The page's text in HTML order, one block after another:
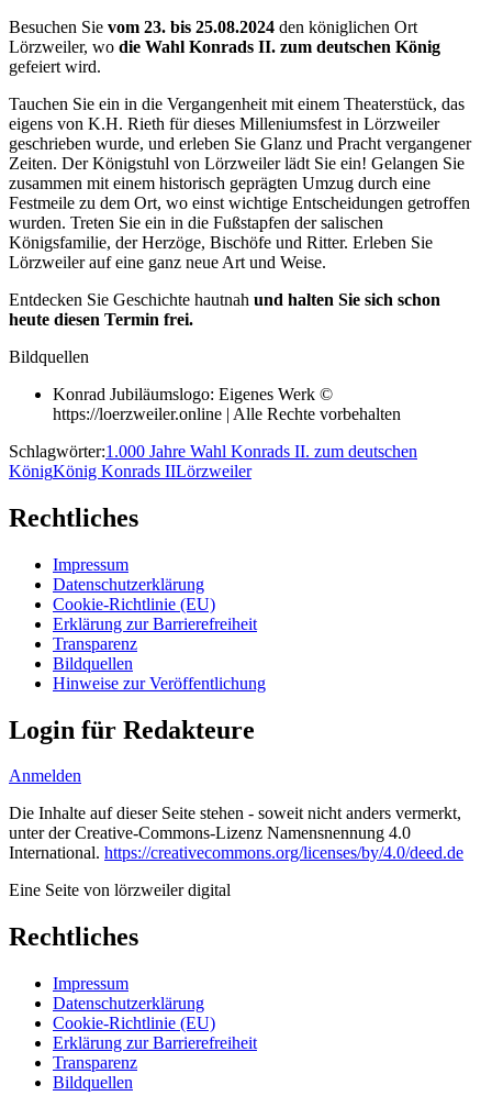
Besuchen Sie vom 23. bis 25.08.2024 den königlichen Ort
Lörzweiler, wo die Wahl Konrads II. zum deutschen König
gefeiert wird.
Tauchen Sie ein in die Vergangenheit mit einem Theaterstück, das
eigens von K.H. Rieth für dieses Milleniumsfest in Lörzweiler
geschrieben wurde, und erleben Sie Glanz und Pracht vergangener
Zeiten. Der Königstuhl von Lörzweiler lädt Sie ein! Gelangen Sie
zusammen mit einem historisch geprägten Umzug durch eine
Festmeile zu dem Ort, wo einst wichtige Entscheidungen getroffen
wurden. Treten Sie ein in die Fußstapfen der salischen
Königsfamilie, der Herzöge, Bischöfe und Ritter. Erleben Sie
Lörzweiler auf eine ganz neue Art und Weise.
Entdecken Sie Geschichte hautnah und halten Sie sich schon
heute diesen Termin frei.
Bildquellen
Konrad Jubiläumslogo: Eigenes Werk ©
https://loerzweiler.online | Alle Rechte vorbehalten
Schlagwörter:1.000 Jahre Wahl Konrads II. zum deutschen
KönigKönig Konrads IILörzweiler
Rechtliches
Impressum
Datenschutzerklärung
Cookie-Richtlinie (EU)
Erklärung zur Barrierefreiheit
Transparenz
Bildquellen
Hinweise zur Veröffentlichung
Login für Redakteure
Anmelden
Die Inhalte auf dieser Seite stehen - soweit nicht anders vermerkt,
unter der Creative-Commons-Lizenz Namensnennung 4.0
International. https://creativecommons.org/licenses/by/4.0/deed.de
Eine Seite von lörzweiler digital
Rechtliches
Impressum
Datenschutzerklärung
Cookie-Richtlinie (EU)
Erklärung zur Barrierefreiheit
Transparenz
Bildquellen